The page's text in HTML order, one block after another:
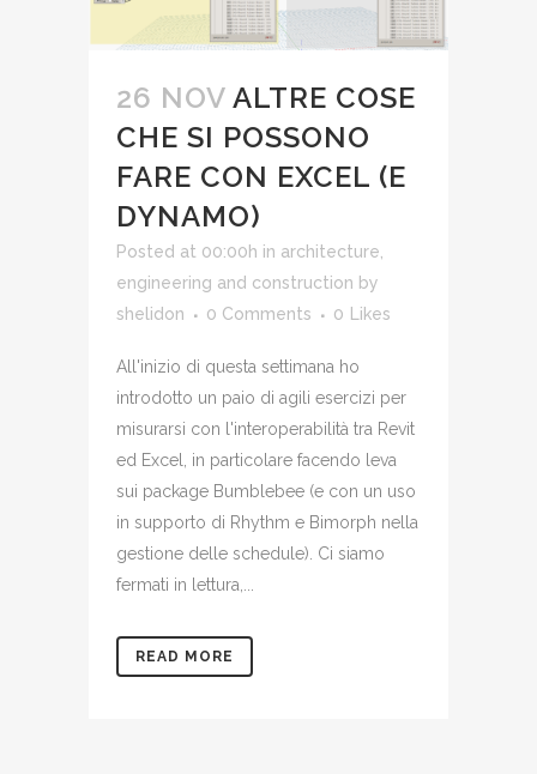
26 NOV ALTRE COSE
CHE SI POSSONO
FARE CON EXCEL (E
DYNAMO)
Posted at 00:00h in architecture,
engineering and construction by
shelidon
0 Comments 0 Likes
All'inizio di questa settimana ho
introdotto un paio di agili esercizi per
misurarsi con l'interoperabilità tra Revit
ed Excel, in particolare facendo leva
sui package Bumblebee (e con un uso
in supporto di Rhythm e Bimorph nella
gestione delle schedule). Ci siamo
fermati in lettura,...
READ MORE